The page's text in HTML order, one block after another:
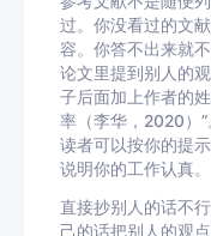
过。你没看过的文
容。你答不出来就
论文里提到别人的
子后面加上作者的
率（李华，2020）”
读者可以按你的提
说明你的工作认真。
直接抄别人的话不
己的话把别人的观